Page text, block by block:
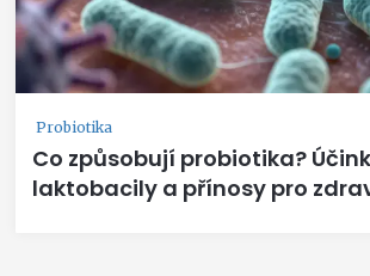
Probiotika
Co způsobují probiotika?
laktobacily a přínosy pro